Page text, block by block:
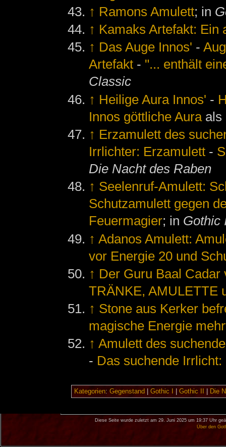
↑ Ramons Amulett; in
↑ Kamaks Artefakt: Ein
↑ Das Auge Innos' -
Artefakt - "... enthält
Classic
↑ Heilige Aura Innos' -
Innos göttliche Auraals
↑ Erzamulett des
Irrlichter: Erzamulett -
Die Nacht des Raben
↑ Seelenruf-Amulett:
Schutzamulett gegen
Feuermagier; in Gothic
↑ Adanos Amulett:
vor Energie 20 und
↑ Der Guru Baal
TRÄNKE, AMULETTE
↑ Stone aus Kerker
magische Energie
↑ Amulett des
- Das suchende
Kategorien: Gegenstand Gothic I Gothic II Die
Diese Seite wurde zuletzt am 29. Juni 2025 um 19:37 Uhr
Über den